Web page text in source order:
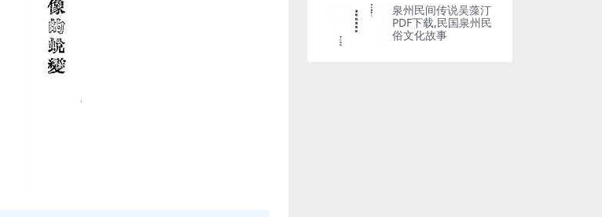
泉州民间传说吴藻汀
PDF下载,民国泉州民
俗文化故事